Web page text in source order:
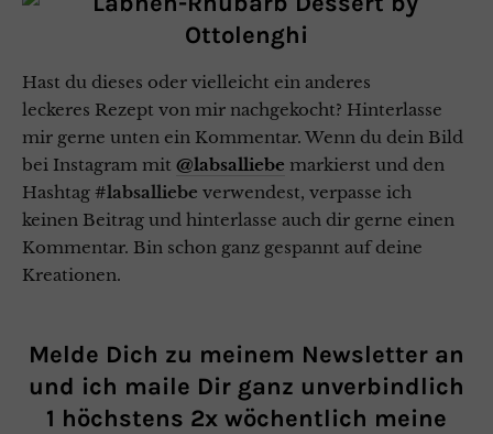
Hast du dieses oder vielleicht ein anderes
leckeres Rezept von mir nachgekocht? Hinterlasse
mir gerne unten ein Kommentar. Wenn du dein Bild
bei Instagram mit @labsalliebe markierst und den
Hashtag #labsalliebe verwendest, verpasse ich
keinen Beitrag und hinterlasse auch dir gerne einen
Kommentar. Bin schon ganz gespannt auf deine
Kreationen.
Melde Dich zu meinem Newsletter an
und ich maile Dir ganz unverbindlich
1 höchstens 2x wöchentlich meine